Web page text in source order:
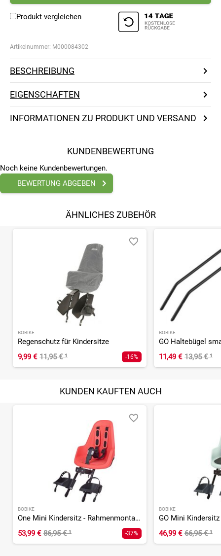
Produkt vergleichen
Artikelnummer: M000084302
BESCHREIBUNG
EIGENSCHAFTEN
INFORMATIONEN ZU PRODUKT UND VERSAND
KUNDENBEWERTUNG
Noch keine Kundenbewertungen.
BEWERTUNG ABGEBEN
ÄHNLICHES ZUBEHÖR
BOBIKE
Regenschutz für Kindersitze
9,99 € 11,95 €¹ -16%
BOBIKE
GO Haltebügel
11,49 € 13,95 €¹
KUNDEN KAUFTEN AUCH
BOBIKE
One Mini Kindersitz - Rahmenmontage vorn
53,99 € 86,95 €¹ -37%
BOBIKE
46,99 € 66,95 €¹